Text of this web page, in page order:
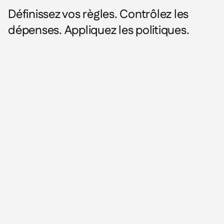
Définissez vos règles. Contrôlez les
dépenses. Appliquez les politiques.